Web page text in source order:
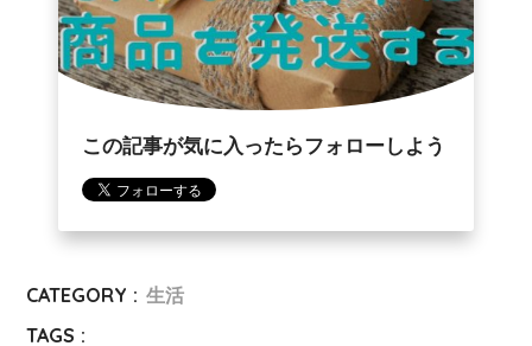
この記事が気に入ったらフォローしよう
CATEGORY : 生活
TAGS :